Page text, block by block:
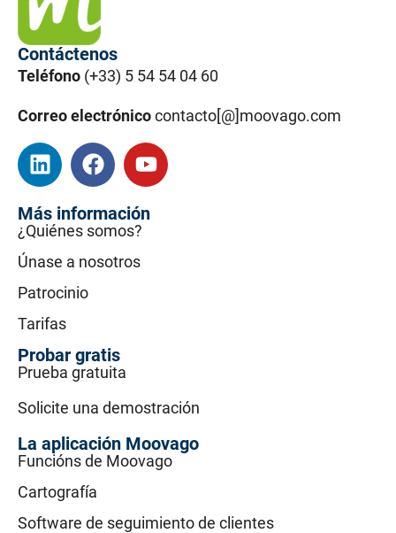
Contáctenos
Teléfono (+33) 5 54 54 04 60
Correo electrónicocontacto[@]moovago.com
Más información
¿Quiénes somos?
Únase a nosotros
Patrocinio
Tarifas
Probar gratis
Prueba gratuita
Solicite una demostración
La aplicación Moovago
Funcións de Moovago
Cartografía
Software de seguimiento de clientes